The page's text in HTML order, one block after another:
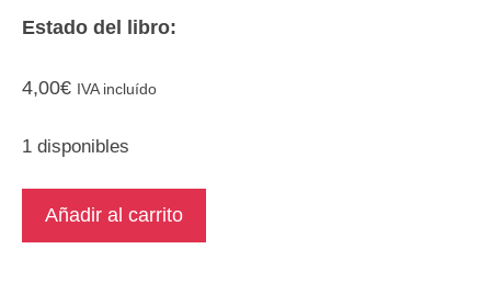
Estado del libro:
4,00€ IVA incluído
1 disponibles
Añadir al carrito